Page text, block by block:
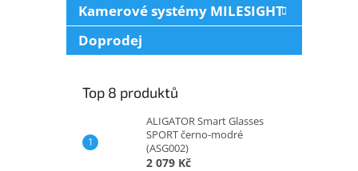
Kamerové systémy MILESIGHT
Doprodej
Top 8 produktů
ALIGATOR Smart Glasses
SPORT černo-modré
(ASG002)
2 079 Kč